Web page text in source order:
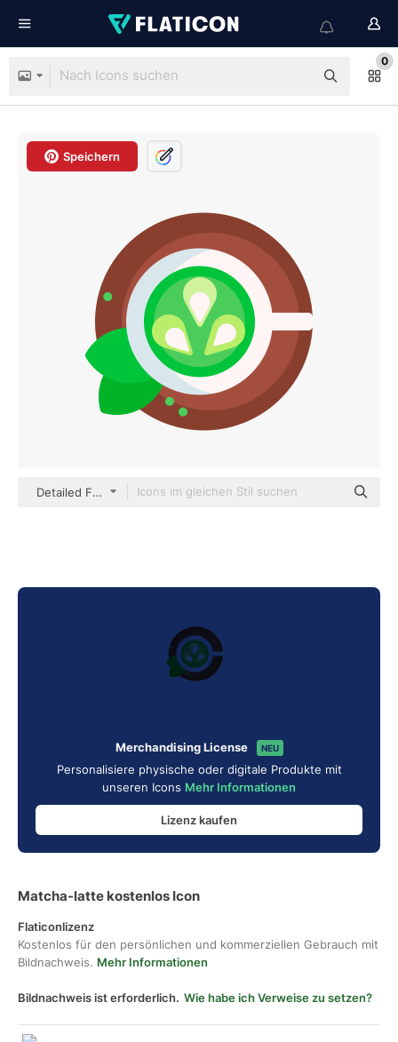
0
Speichern
Detailed Flat Circular Flat
Merchandising License NEU
Personalisiere physische oder digitale Produkte mit
unseren Icons Mehr Informationen
Lizenz kaufen
Matcha-latte kostenlos Icon
Flaticonlizenz
Kostenlos für den persönlichen und kommerziellen Gebrauch mit
Bildnachweis. Mehr Informationen
Bildnachweis ist erforderlich. Wie habe ich Verweise zu setzen?